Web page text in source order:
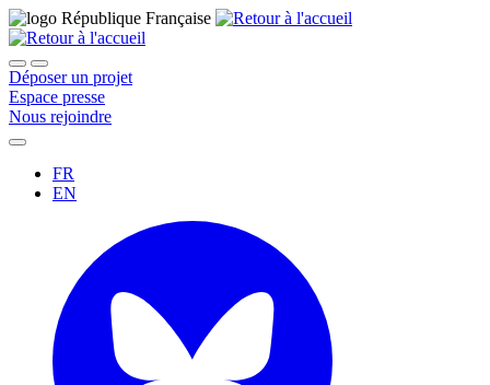
Déposer un projet
Espace presse
Nous rejoindre
FR
EN